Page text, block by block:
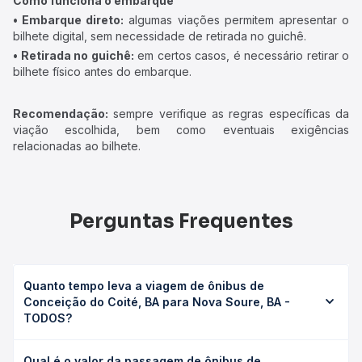
• Embarque direto: algumas viações permitem apresentar o
bilhete digital, sem necessidade de retirada no guichê.
• Retirada no guichê: em certos casos, é necessário retirar o
bilhete físico antes do embarque.
Recomendação: sempre verifique as regras específicas da
viação escolhida, bem como eventuais exigências
relacionadas ao bilhete.
Perguntas Frequentes
Quanto tempo leva a viagem de ônibus de
Conceição do Coité, BA para Nova Soure, BA -
TODOS?